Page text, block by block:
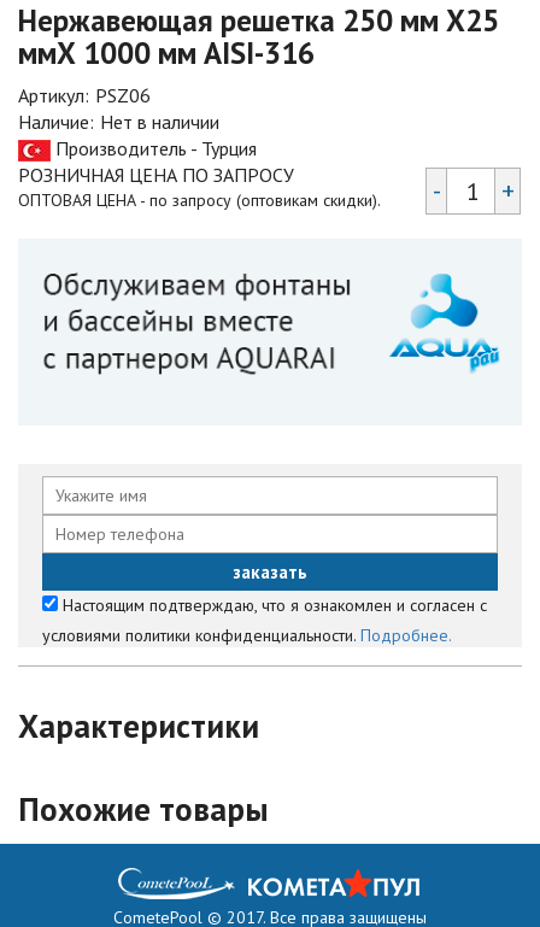
Нержавеющая решетка 250 мм Х25
ммХ 1000 мм AISI-316
Артикул: PSZ06
Наличие: Нет в наличии
Производитель - Турция
РОЗНИЧНАЯ ЦЕНА ПО ЗАПРОСУ
ОПТОВАЯ ЦЕНА - по запросу (оптовикам скидки). - +
Настоящим подтверждаю, что я ознакомлен и согласен с
условиями политики конфиденциальности. Подробнее.
Характеристики
Похожие товары
CometePool © 2017. Все права защищены